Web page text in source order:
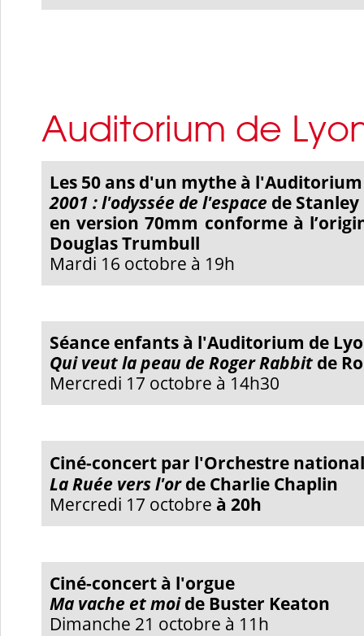
Auditorium de
Les 50 ans d'un mythe à
2001 : l'odyssée de l'espace de
en version 70mm conforme à
Douglas Trumbull
Mardi 16 octobre à 19h
Séance enfants à l'Auditorium de
Qui veut la peau de Roger Rabbit de
Mercredi 17 octobre à 14h30
Ciné-concert par l'Orchestre
La Ruée vers l'orde Charlie Chaplin
Mercredi 17 octobre à 20h
Ciné-concert à l'orgue
Ma vache et moide Buster Keaton
Dimanche 21 octobre à 11h